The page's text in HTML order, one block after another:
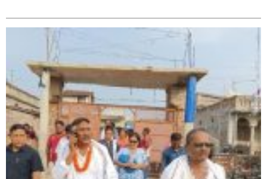
सिराहा-२ मा संजय यादव भिड्ने !